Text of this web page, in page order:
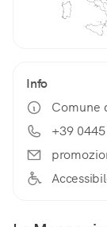
Info
Comune
+39